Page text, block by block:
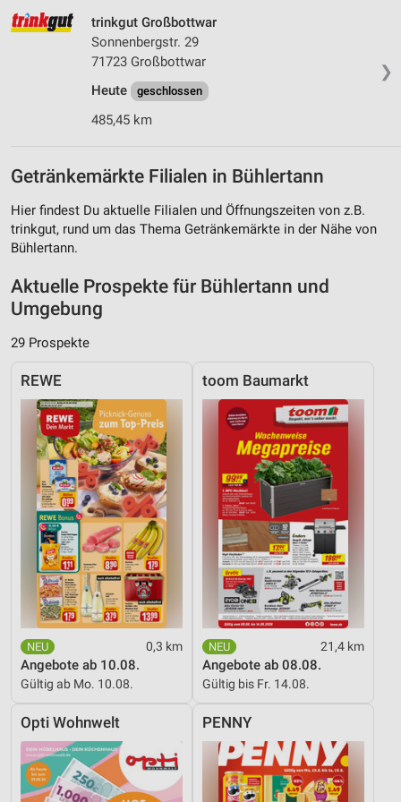
❯
trinkgut Großbottwar
Sonnenbergstr. 29
71723 Großbottwar
Heute
geschlossen
485,45 km
Getränkemärkte Filialen in Bühlertann
Hier findest Du aktuelle Filialen und Öffnungszeiten von z.B.
trinkgut, rund um das Thema Getränkemärkte in der Nähe von
Bühlertann.
Aktuelle Prospekte für Bühlertann und
Umgebung
29 Prospekte
REWE
0,3 km
Angebote ab 10.08.
Gültig ab Mo. 10.08.
toom Baumarkt
21,4 km
Angebote ab 08.08.
Gültig bis Fr. 14.08.
Opti Wohnwelt PENNY